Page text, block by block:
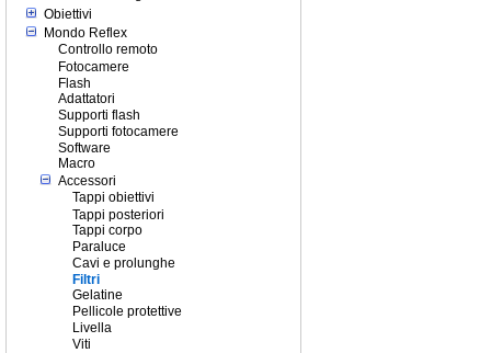
Obiettivi
Mondo Reflex
Controllo remoto
Fotocamere
Flash
Adattatori
Supporti flash
Supporti fotocamere
Software
Macro
Accessori
Tappi obiettivi
Tappi posteriori
Tappi corpo
Paraluce
Cavi e prolunghe
Filtri
Gelatine
Pellicole protettive
Livella
Viti